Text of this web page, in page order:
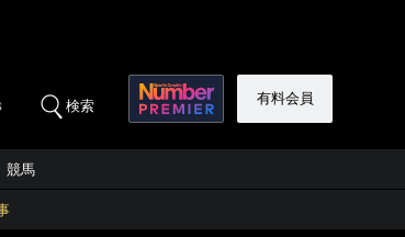
検索 有料会員
競馬